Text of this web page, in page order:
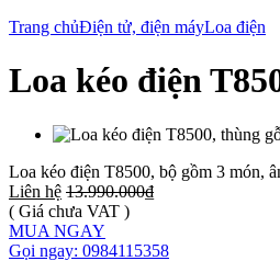
Trang chủĐiện tử, điện máyLoa điện
Loa kéo điện
Loa kéo điện T8500, bộ gồm 3 món,
Liên hệ 13.990.000₫
( Giá chưa VAT )
MUA NGAY
Gọi ngay: 0984115358